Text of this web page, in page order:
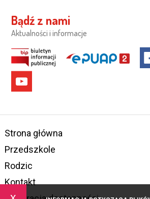
Bądź z nami
Aktualności i informacje
Strona główna
Przedszkole
Rodzic
Kontakt